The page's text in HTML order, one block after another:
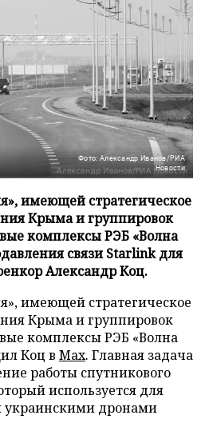
Фото: Александр Иванов/РИА
Новости
имеющей стратегическое
Крыма и группировок
комплексы РЭБ «Волна
связи Starlink для
Александр Коц.
имеющей стратегическое
Крыма и группировок
комплексы РЭБ «Волна
Коц в Max. Главная задача
работы спутникового
используется для
дронами